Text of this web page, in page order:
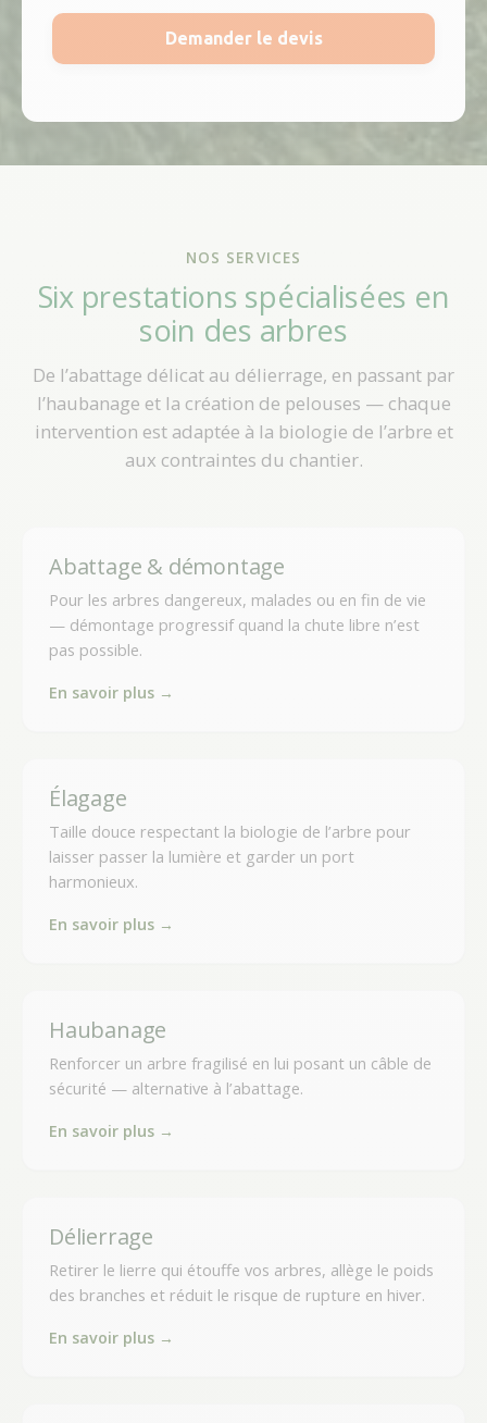
NOS SERVICES
Six prestations spécialisées en
soin des arbres
De l’abattage délicat au délierrage, en passant par
l’haubanage et la création de pelouses — chaque
intervention est adaptée à la biologie de l’arbre et
aux contraintes du chantier.
Abattage & démontage
Pour les arbres dangereux, malades ou en fin de vie
— démontage progressif quand la chute libre n’est
pas possible.
En savoir plus →
Élagage
Taille douce respectant la biologie de l’arbre pour
laisser passer la lumière et garder un port
harmonieux.
En savoir plus →
Haubanage
Renforcer un arbre fragilisé en lui posant un câble de
sécurité — alternative à l’abattage.
En savoir plus →
Délierrage
Retirer le lierre qui étouffe vos arbres, allège le poids
des branches et réduit le risque de rupture en hiver.
En savoir plus →